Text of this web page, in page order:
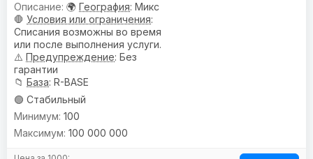
🌍 География: Микс
🛑 Условия или ограничения:
Списания возможны во время
или после выполнения услуги.
⚠️ Предупреждениe: Без
гарантии
📁 База: R-BASE
🟢 Стабильный
100
100 000 000